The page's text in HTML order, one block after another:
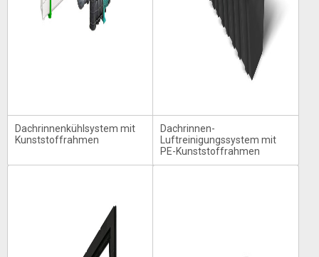
Dachrinnenkühlsystem mit
Kunststoffrahmen
Dachrinnen-
Luftreinigungssystem mit
PE-Kunststoffrahmen